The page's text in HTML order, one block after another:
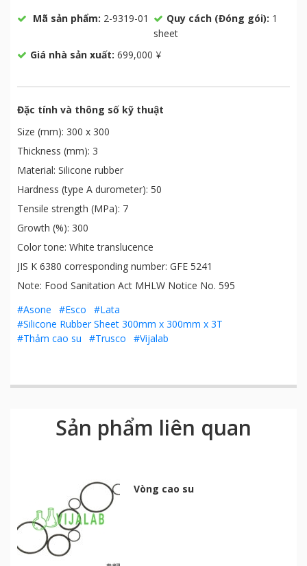
Mã sản phẩm: 2-9319-01 Quy cách (Đóng gói): 1
sheet
Giá nhà sản xuất: 699,000 ¥
Đặc tính và thông số kỹ thuật
Size (mm): 300 x 300
Thickness (mm): 3
Material: Silicone rubber
Hardness (type A durometer): 50
Tensile strength (MPa): 7
Growth (%): 300
Color tone: White translucence
JIS K 6380 corresponding number: GFE 5241
Note: Food Sanitation Act MHLW Notice No. 595
#Asone
#Esco
#Lata
#Silicone Rubber Sheet 300mm x 300mm x 3T
#Thảm cao su
#Trusco #Vijalab
Sản phẩm liên quan
Vòng cao su